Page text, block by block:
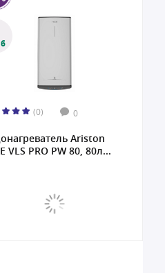
(0) 0
Ariston
VLS PRO PW 80, 80л...